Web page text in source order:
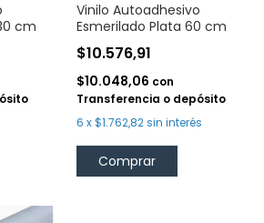
cm
Vinilo Autoadhesivo
Esmerilado Plata 60 cm
$10.576,91
$10.048,06 con
Transferencia o depósito
6 x$1.762,82 sin interés